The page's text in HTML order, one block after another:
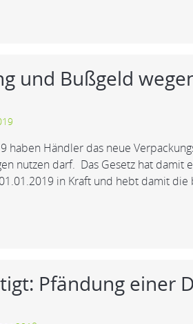
und Bußgeld
haben Händler das neue
nutzen darf. Das Gesetz hat
in Kraft und hebt damit
Pfändung einer